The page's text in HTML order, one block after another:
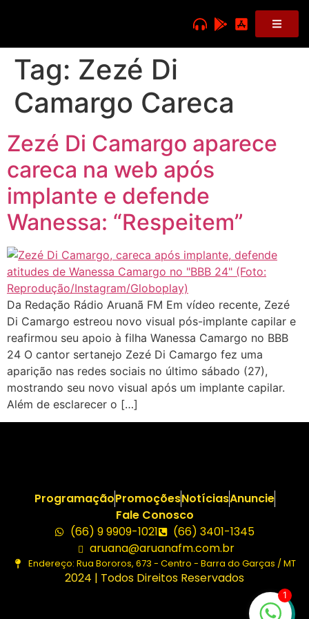
Tag: Zezé Di
Camargo Careca
Zezé Di Camargo aparece
careca na web após
implante e defende
Wanessa: “Respeitem”
Da Redação Rádio Aruanã FM Em vídeo recente, Zezé
Di Camargo estreou novo visual pós-implante capilar e
reafirmou seu apoio à filha Wanessa Camargo no BBB
24 O cantor sertanejo Zezé Di Camargo fez uma
aparição nas redes sociais no último sábado (27),
mostrando seu novo visual após um implante capilar.
Além de esclarecer o […]
ProgramaçãoPromoçõesNotíciasAnuncie
Fale Conosco
(66) 9 9909-1021
(66) 3401-1345
aruana@aruanafm.com.br
Endereço: Rua Bororos, 673 - Centro - Barra do Garças / MT
2024 | Todos Direitos Reservados
1